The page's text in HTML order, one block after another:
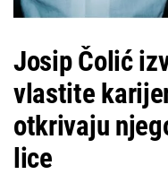
Josip Čolić
vlastite
otkrivaju
lice